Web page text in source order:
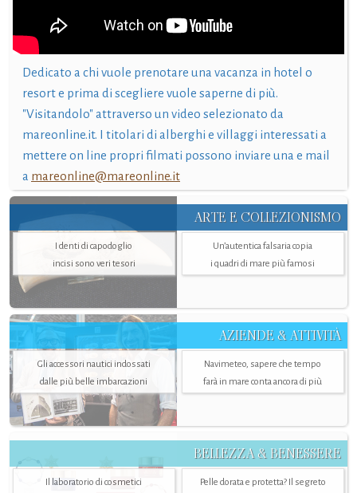
Dedicato a chi vuole prenotare una vacanza in hotel o
resort e prima di scegliere vuole saperne di più.
"Visitandolo" attraverso un video selezionato da
mareonline.it. I titolari di alberghi e villaggi interessati a
mettere on line propri filmati possono inviare una e mail
a mareonline@mareonline.it
ARTE E COLLEZIONISMO
I denti di capodoglio
incisi sono veri tesori
Un’autentica falsaria copia
i quadri di mare più famosi
AZIENDE & ATTIVITÀ
Gli accessori nautici indossati
dalle più belle imbarcazioni
Navimeteo, sapere che tempo
farà in mare conta ancora di più
BELLEZZA & BENESSERE
Il laboratorio di cosmetici
Pelle dorata e protetta? Il segreto